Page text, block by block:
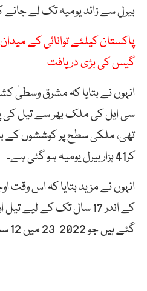
بیرل سے زائد یومیہ تک لے
پاکستان کیلئے توانائی کے
گیس کی بڑی دریافت
انہوں نے بتایا کہ مشرق
تھی، ملکی سطح پر کوششوں کے
کر41 ہزار بیرل یومیہ ہو گئی ہے۔
انہوں نے مزید بتایا کہ اس
کے اندر 17 سال تک کے لیے
گئے ہیں جو 2022-23 میں 12 سال کی سطح پر تھے۔